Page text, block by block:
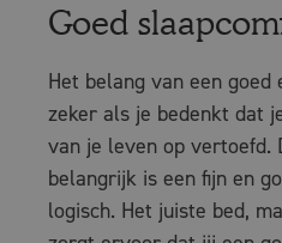
Goed
Het belang van een goed
zeker als je bedenkt dat
van je leven op vertoefd.
belangrijk is een fijn en
logisch. Het juiste bed,